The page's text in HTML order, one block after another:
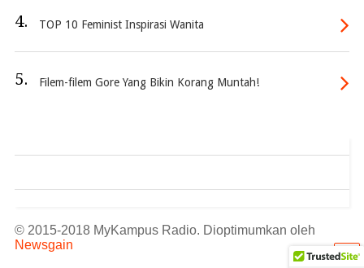
4. TOP 10 Feminist Inspirasi Wanita
5. Filem-filem Gore Yang Bikin Korang Muntah!
© 2015-2018 MyKampus Radio. Dioptimumkan oleh
Newsgain